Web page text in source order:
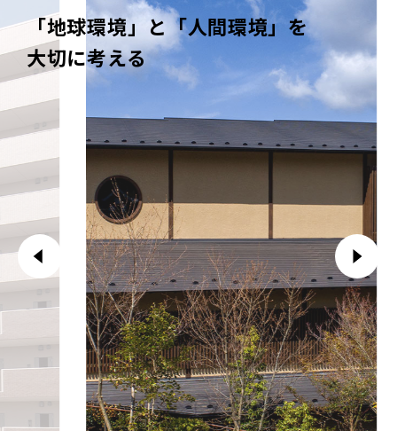
「地球環境」と「人間環境」を
大切に考える